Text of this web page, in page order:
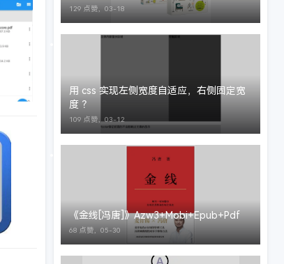
手机软件
手机软件
129 点赞， 03-18
用 css 实现左侧宽度自适应，右侧固定宽
度 ？
109 点赞， 03-12
《金线[冯唐]》Azw3+Mobi+Epub+Pdf
68 点赞， 05-30